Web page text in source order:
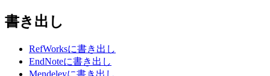
書き出し
RefWorksに書き出し
EndNoteに書き出し
Mendeleyに書き出し